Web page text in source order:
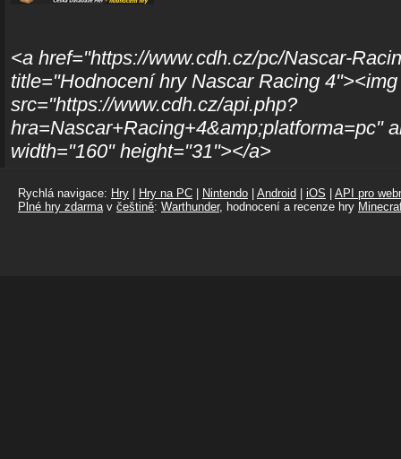
<a href="https://www.cdh.cz/pc/Nascar-
title="Hodnocení hry Nascar Racing 4"><img
src="https://www.cdh.cz/api.php?
hra=Nascar+Racing+4&amp;platforma=pc"
width="160" height="31"></a>
Rychlá navigace: Hry Hry na PC Nintendo Android iOS
API pro
Plné hry zdarma v češtině: Warthunder, hodnocení a recenze hry